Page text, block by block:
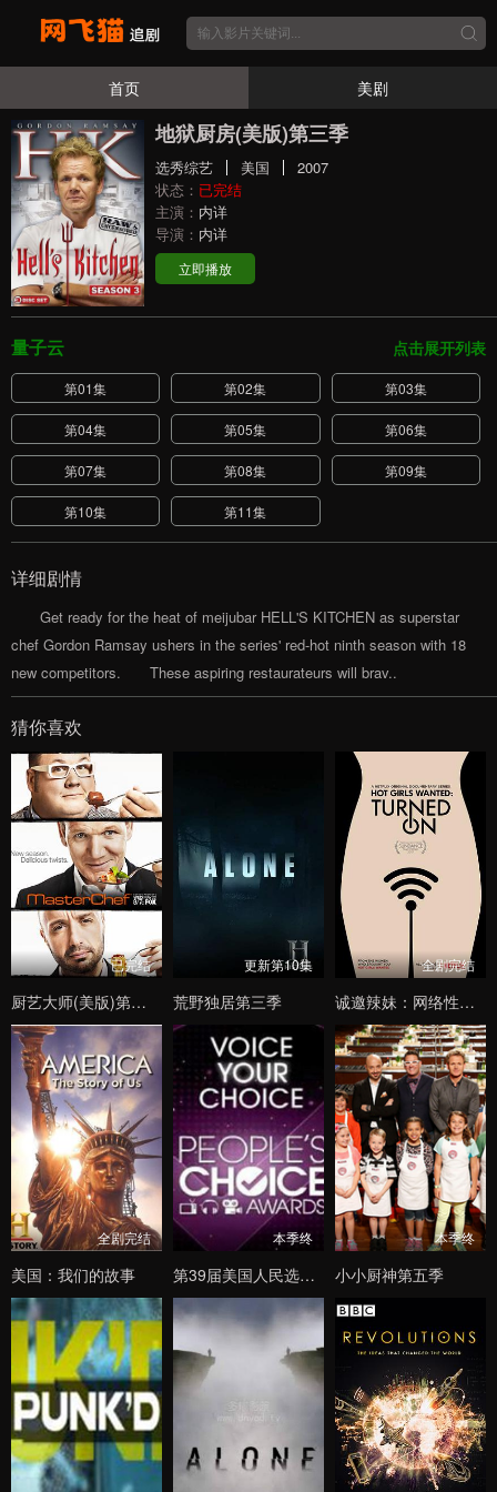
首页 美剧
地狱厨房(美版)第三季
选秀综艺 美国
2007
状态： 已完结
主演： 内详
导演： 内详
立即播放
点击展开列表
量子云
第01集 第02集 第03集
第04集 第05集 第06集
第07集 第08集 第09集
第10集 第11集
详细剧情
Get ready for the heat of meijubar HELL'S KITCHEN as superstar
chef Gordon Ramsay ushers in the series' red-hot ninth season with 18
new competitors. These aspiring restaurateurs will brav..
猜你喜欢
已完结
厨艺大师(美版)第四季
更新第10集
荒野独居第三季
全剧完结
诚邀辣妹：网络性与爱第一季
全剧完结
美国：我们的故事
本季终
第39届美国人民选择奖颁奖典礼
本季终
小小厨神第五季